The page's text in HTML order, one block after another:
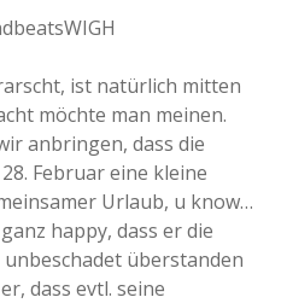
ist natürlich mitten
möchte man meinen.
anbringen, dass die
Februar eine kleine
Urlaub, u know…
happy, dass er die
überstanden
dass evtl. seine